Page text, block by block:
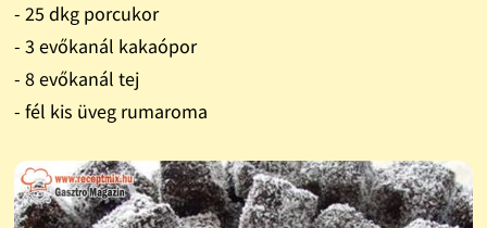
- 25 dkg porcukor
- 3 evőkanál kakaópor
- 8 evőkanál tej
- fél kis üveg rumaroma